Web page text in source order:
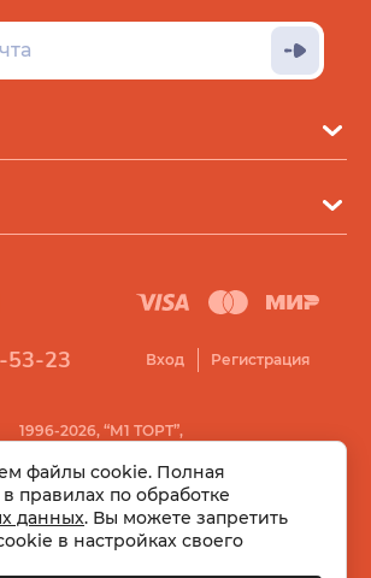
1996-2026, “М1 ТОРТ”,
53-23 Вход Регистрация
файлы cookie. Полная
правилах по обработке
данных. Вы можете запретить
в настройках своего